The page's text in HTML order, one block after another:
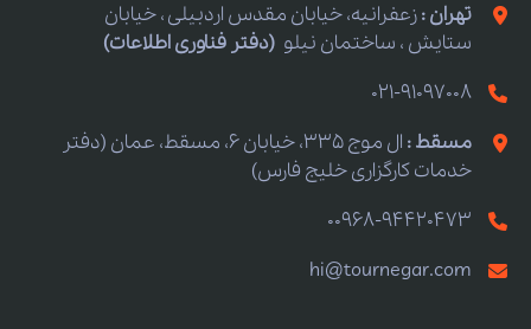
تهران :زعفرانیه، خیابان مقدس اردبیلی ، خیابان
ستایش ، ساختمان نیلو (دفتر فناوری اطلاعات)
021-91097008
مسقط :
ال موج 335، خیابان 6، مسقط، عمان (دفتر
خدمات کارگزاری خلیج فارس)
00968-94420473
hi@tournegar.com